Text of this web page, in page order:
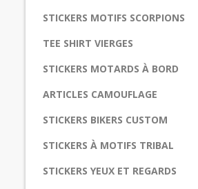
STICKERS MOTIFS SCORPIONS
TEE SHIRT VIERGES
STICKERS MOTARDS À BORD
ARTICLES CAMOUFLAGE
STICKERS BIKERS CUSTOM
STICKERS À MOTIFS TRIBAL
STICKERS YEUX ET REGARDS